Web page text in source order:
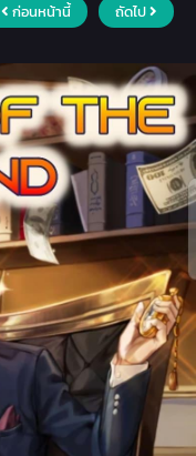
ก่อนหน้านี้ ถัดไป